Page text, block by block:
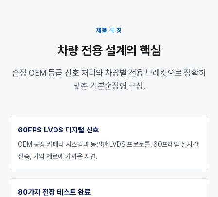
제품 특징
차량 전용 설계의 핵심
순정 OEM 동급 신호 처리와 차량별 전용 브래킷으로 정확히
맞춘 기본순정형 구성.
60FPS LVDS 디지털 신호
OEM 공장 카메라 시스템과 동일한 LVDS 프로토콜. 60프레임 실시간
전송, 거의 제로에 가까운 지연.
80가지 전장 테스트 완료